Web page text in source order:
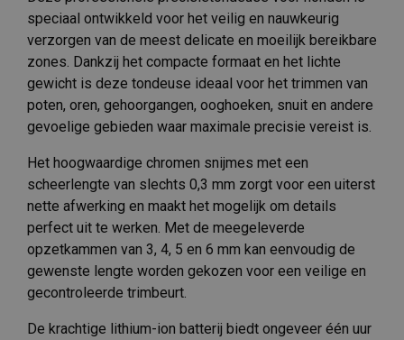
speciaal ontwikkeld voor het veilig en nauwkeurig
verzorgen van de meest delicate en moeilijk bereikbare
zones. Dankzij het compacte formaat en het lichte
gewicht is deze tondeuse ideaal voor het trimmen van
poten, oren, gehoorgangen, ooghoeken, snuit en andere
gevoelige gebieden waar maximale precisie vereist is.
Het hoogwaardige chromen snijmes met een
scheerlengte van slechts 0,3 mm zorgt voor een uiterst
nette afwerking en maakt het mogelijk om details
perfect uit te werken. Met de meegeleverde
opzetkammen van 3, 4, 5 en 6 mm kan eenvoudig de
gewenste lengte worden gekozen voor een veilige en
gecontroleerde trimbeurt.
De krachtige lithium-ion batterij biedt ongeveer één uur